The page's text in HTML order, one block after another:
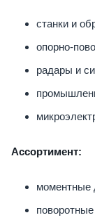
станки и
опорно-
радары и
Ассортимент:
моментные